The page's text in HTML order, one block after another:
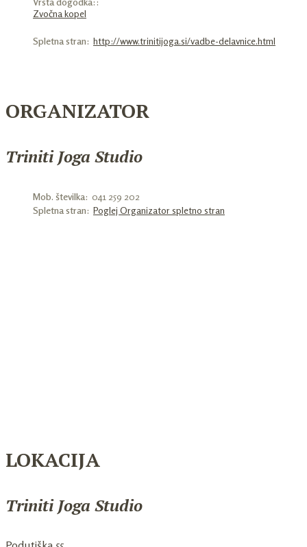
Zvočna kopel
Spletna stran: http://www.trinitijoga.si/vadbe-delavnice.html
ORGANIZATOR
Triniti Joga Studio
Mob. številka: 041 259 202
Spletna stran: Poglej Organizator spletno stran
LOKACIJA
Triniti Joga Studio